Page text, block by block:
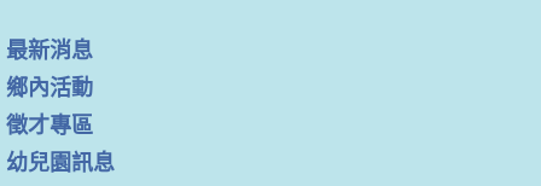
最新消息
鄉內活動
徵才專區
幼兒園訊息